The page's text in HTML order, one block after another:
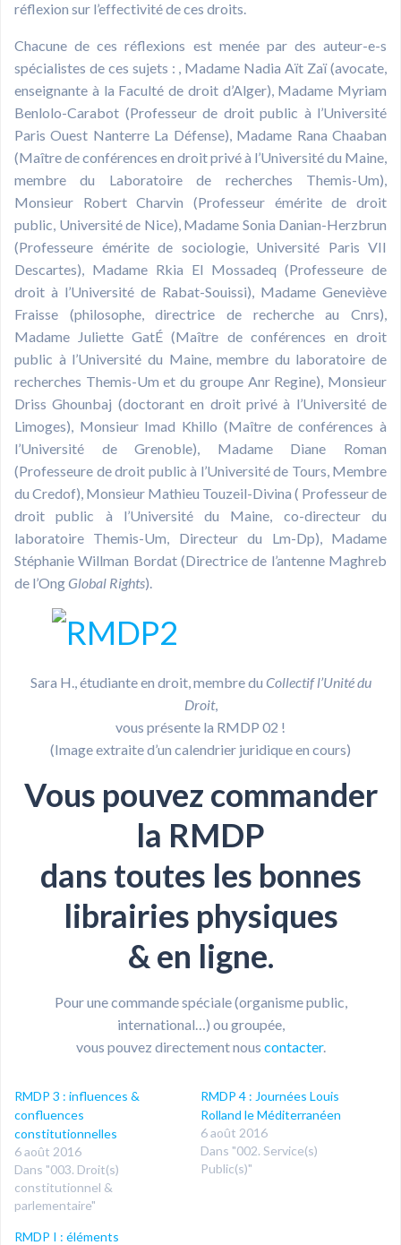
réflexion sur l’effectivité de ces droits.
Chacune de ces réflexions est menée par des auteur-e-s
spécialistes de ces sujets : , Madame Nadia Aït Zaï (avocate,
enseignante à la Faculté de droit d’Alger), Madame Myriam
Benlolo-Carabot (Professeur de droit public à l’Université
Paris Ouest Nanterre La Défense), Madame Rana Chaaban
(Maître de conférences en droit privé à l’Université du Maine,
membre du Laboratoire de recherches Themis-Um),
Monsieur Robert Charvin (Professeur émérite de droit
public, Université de Nice), Madame Sonia Danian-Herzbrun
(Professeure émérite de sociologie, Université Paris VII
Descartes), Madame Rkia El Mossadeq (Professeure de
droit à l’Université de Rabat-Souissi), Madame Geneviève
Fraisse (philosophe, directrice de recherche au Cnrs),
Madame Juliette GatÉ (Maître de conférences en droit
public à l’Université du Maine, membre du laboratoire de
recherches Themis-Um et du groupe Anr Regine), Monsieur
Driss Ghounbaj (doctorant en droit privé à l’Université de
Limoges), Monsieur Imad Khillo (Maître de conférences à
l’Université de Grenoble), Madame Diane Roman
(Professeure de droit public à l’Université de Tours, Membre
du Credof), Monsieur Mathieu Touzeil-Divina ( Professeur de
droit public à l’Université du Maine, co-directeur du
laboratoire Themis-Um, Directeur du Lm-Dp), Madame
Stéphanie Willman Bordat (Directrice de l’antenne Maghreb
de l’Ong Global Rights).
Sara H., étudiante en droit, membre du Collectif l’Unité du
Droit,
vous présente la RMDP 02 !
(Image extraite d’un calendrier juridique en cours)
Vous pouvez commander
la RMDP
dans toutes les bonnes
librairies physiques
& en ligne.
Pour une commande spéciale (organisme public,
international…) ou groupée,
vous pouvez directement nous contacter.
RMDP 3 : influences &
confluences
constitutionnelles
6 août 2016
Dans "003. Droit(s)
constitutionnel &
parlementaire"
RMDP 4 : Journées Louis
Rolland le Méditerranéen
6 août 2016
Dans "002. Service(s)
Public(s)"
RMDP I : éléments